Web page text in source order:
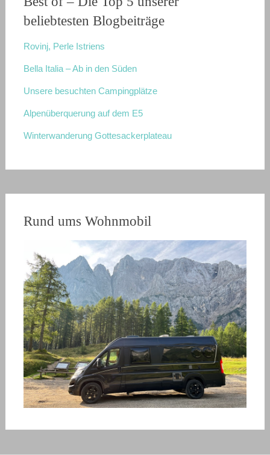
beliebtesten Blogbeiträge
Rovinj, Perle Istriens
Bella Italia – Ab in den Süden
Unsere besuchten Campingplätze
Alpenüberquerung auf dem E5
Winterwanderung Gottesackerplateau
Rund ums Wohnmobil